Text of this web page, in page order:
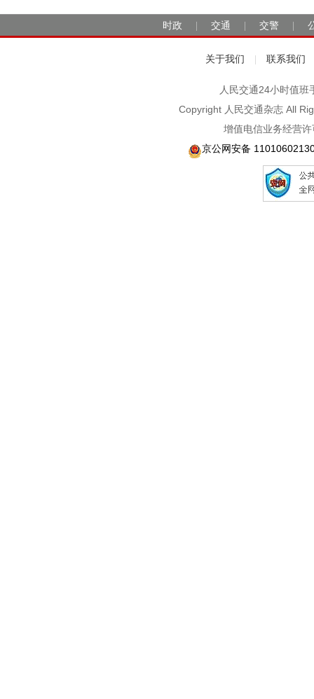
时政 交通 交警
关于我们 联系我们
人民交通24小时值
Copyright 人民交通杂志 All
增值电信业务经营
京公网安备